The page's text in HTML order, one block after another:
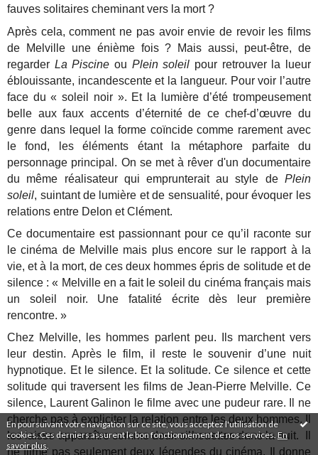
En poursuivant votre navigation sur ce site, vous acceptez l'utilisation de
cookies. Ces derniers assurent le bon fonctionnement de nos services. En
savoir plus
fauves solitaires cheminant vers la mort ?
Après cela, comment ne pas avoir envie de revoir les films
de Melville une énième fois ? Mais aussi, peut-être, de
regarder La Piscine ou Plein soleil pour retrouver la lueur
éblouissante, incandescente et la langueur. Pour voir l’autre
face du « soleil noir ». Et la lumière d’été trompeusement
belle aux faux accents d’éternité de ce chef-d’œuvre du
genre dans lequel la forme coïncide comme rarement avec
le fond, les éléments étant la métaphore parfaite du
personnage principal. On se met à rêver d'un documentaire
du même réalisateur qui emprunterait au style de Plein
soleil, suintant de lumière et de sensualité, pour évoquer les
relations entre Delon et Clément.
Ce documentaire est passionnant pour ce qu’il raconte sur
le cinéma de Melville mais plus encore sur le rapport à la
vie, et à la mort, de ces deux hommes épris de solitude et de
silence : « Melville en a fait le soleil du cinéma français mais
un soleil noir. Une fatalité écrite dès leur première
rencontre. »
Chez Melville, les hommes parlent peu. Ils marchent vers
leur destin. Après le film, il reste le souvenir d’une nuit
hypnotique. Et le silence. Et la solitude. Ce silence et cette
solitude qui traversent les films de Jean-Pierre Melville. Ce
silence, Laurent Galinon le filme avec une pudeur rare. Il ne
cherche pas à expliciter la relation entre les deux hommes. Il
les laisse apparaître comme deux silhouettes dans la nuit. Il
ne filme pas seulement deux légendes du cinéma. Il donne